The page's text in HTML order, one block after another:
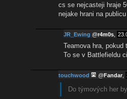
cs se nejcasteji hraje
nejake hrani na
JR_Ewing @r4m0s
Teamova hra, pokud
To se v Battlefieldu
touchwood @Fandar
Do týmových her